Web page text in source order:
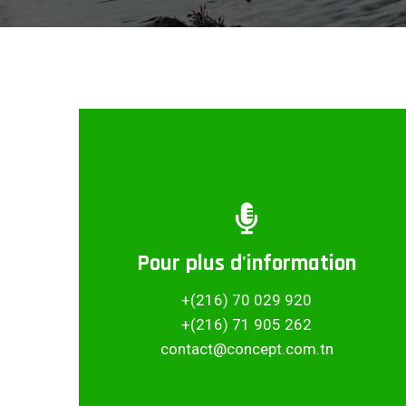
Pour plus d'information
+(216) 70 029 920
+(216) 71 905 262
contact@concept.com.tn
Partager ce projet